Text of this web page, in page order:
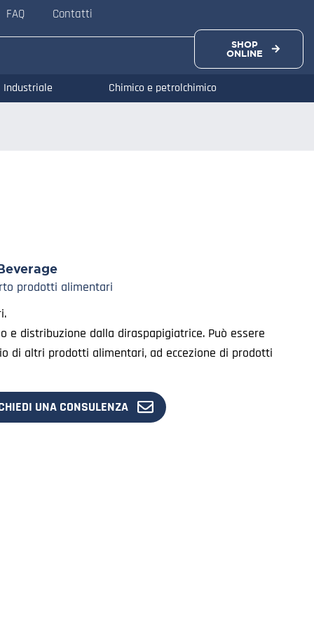
FAQ Contatti
SHOP
ONLINE
Industriale Chimico e petrolchimico
prodotti alimentari
e distribuzione dalla diraspapigiatrice. Può essere
di altri prodotti alimentari, ad eccezione di prodotti
UNA CONSULENZA